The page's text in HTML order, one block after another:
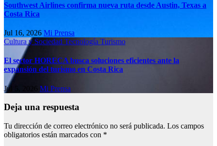
Southwest Airlines confirma nueva ruta desde Austin, Texas a
Costa Rica
Jul 16, 2026 Mi Prensa
Cultura y Sociedad Tecnología Turismo
El sector HORECA busca soluciones eficientes ante la
expansión del turismo en Costa Rica
Jul 5, 2026 Mi Prensa
Deja una respuesta
Tu dirección de correo electrónico no será publicada. Los campos
obligatorios están marcados con *